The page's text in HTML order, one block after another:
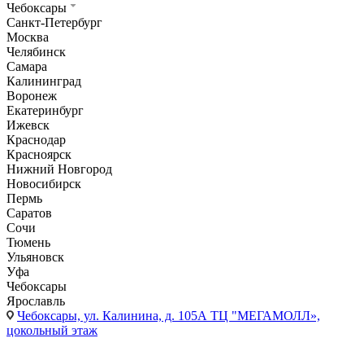
Чебоксары
Санкт-Петербург
Москва
Челябинск
Самара
Калининград
Воронеж
Екатеринбург
Ижевск
Краснодар
Красноярск
Нижний Новгород
Новосибирск
Пермь
Саратов
Сочи
Тюмень
Ульяновск
Уфа
Чебоксары
Ярославль
Чебоксары, ул. Калинина, д. 105А ТЦ "МЕГАМОЛЛ»,
цокольный этаж